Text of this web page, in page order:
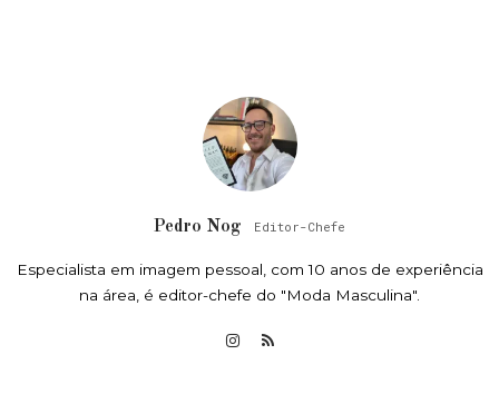
Pedro Nog Editor-Chefe
Especialista em imagem pessoal, com 10 anos de experiência
na área, é editor-chefe do "Moda Masculina".